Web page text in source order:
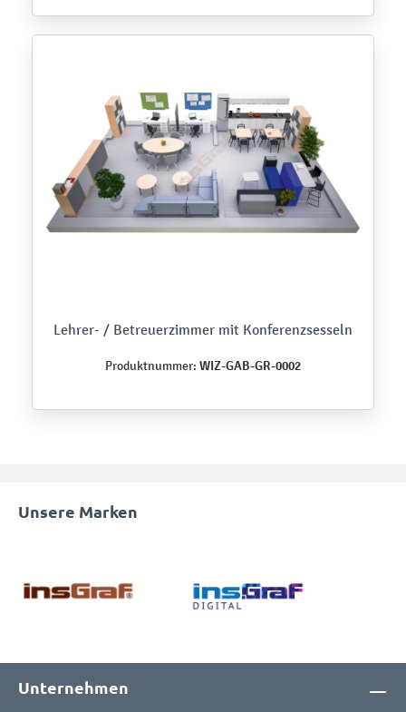
Lehrer- / Betreuerzimmer mit Konferenzsesseln
Produktnummer: WIZ-GAB-GR-0002
Unsere Marken
Unternehmen